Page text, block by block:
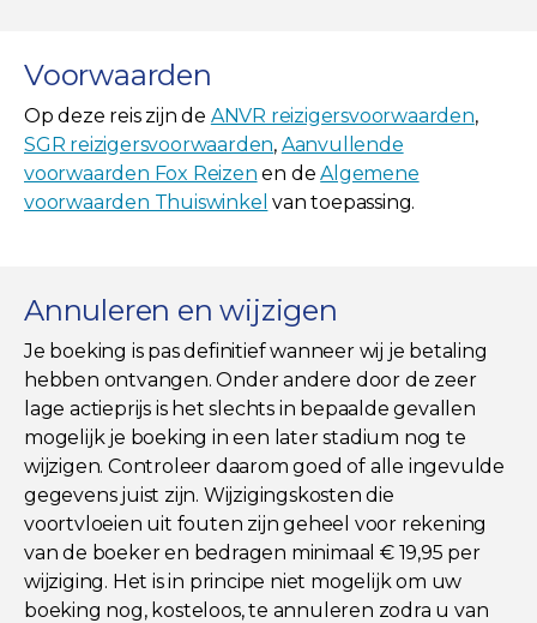
Voorwaarden
Op deze reis zijn de ANVR reizigersvoorwaarden,
SGR reizigersvoorwaarden, Aanvullende
voorwaarden Fox Reizen en deAlgemene
voorwaarden Thuiswinkel van toepassing.
Annuleren en wijzigen
Je boeking is pas definitief wanneer wij je betaling
hebben ontvangen. Onder andere door de zeer
lage actieprijs is het slechts in bepaalde gevallen
mogelijk je boeking in een later stadium nog te
wijzigen. Controleer daarom goed of alle ingevulde
gegevens juist zijn. Wijzigingskosten die
voortvloeien uit fouten zijn geheel voor rekening
van de boeker en bedragen minimaal € 19,95 per
wijziging. Het is in principe niet mogelijk om uw
boeking nog, kosteloos, te annuleren zodra u van